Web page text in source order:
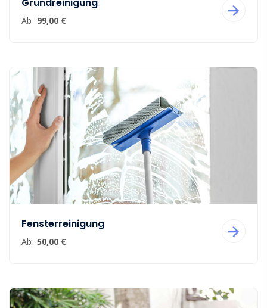
Grundreinigung
Ab 99,00 €
Fensterreinigung
Ab 50,00 €